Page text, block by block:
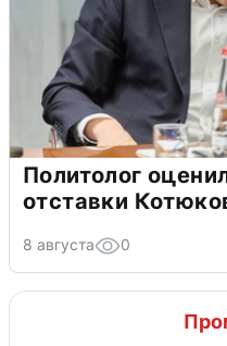
Политолог
отставки
8 августа 0